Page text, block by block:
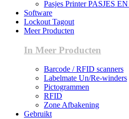
Pasjes Printer PASJES
Software
Lockout Tagout
Meer Producten
In Meer Producten
Barcode / RFID scanners
Labelmate Un/Re-winders
Pictogrammen
RFID
Zone Afbakening
Gebruikt